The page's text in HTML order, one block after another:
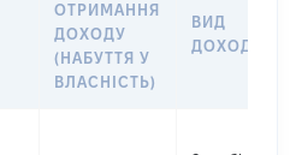
ОТРИМАННЯ
ДОХОДУ
(НАБУТТЯ У
ВЛАСНІСТЬ)
ВИД
ДОХОДУ